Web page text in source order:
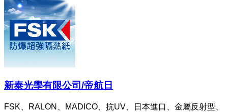
新泰光學有限公司/帝航日
FSK、RALON、MADICO、抗UV、日本進口、金屬反射型、